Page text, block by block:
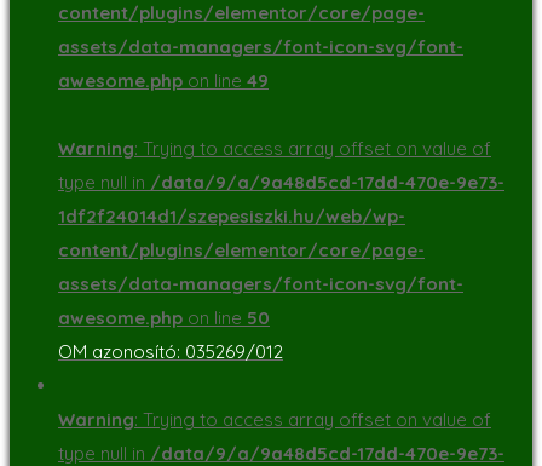
content/plugins/elementor/core/page-
assets/data-managers/font-icon-svg/font-
awesome.php on line 49
Warning: Trying to access array offset on value of
type null in /data/9/a/9a48d5cd-17dd-470e-9e73-
1df2f24014d1/szepesiszki.hu/web/wp-
content/plugins/elementor/core/page-
assets/data-managers/font-icon-svg/font-
awesome.php on line 50
OM azonosító: 035269/012
Warning: Trying to access array offset on value of
type null in /data/9/a/9a48d5cd-17dd-470e-9e73-